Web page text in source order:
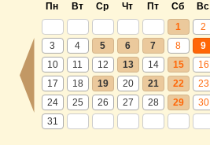
Пн Вт Ср Чт Пт Сб
Вс
1
2
3
4 5 6 7 8
9
10
11 12 13 14 15
16
17
18 19 20 21 22
23
24
25 26 27 28 29
30
31